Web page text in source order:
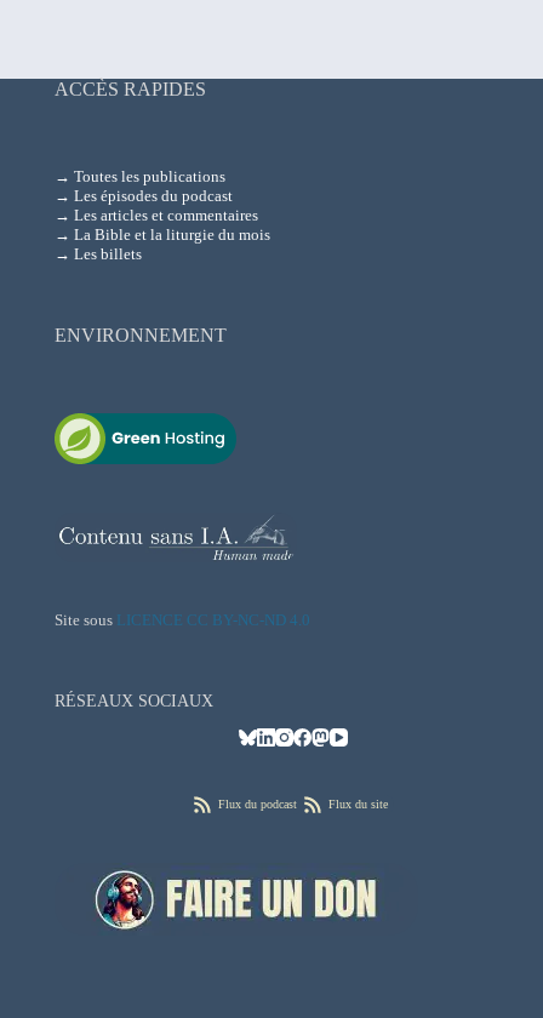
ACCÈS RAPIDES
→ Toutes les publications
→ Les épisodes du podcast
→ Les articles et commentaires
→ La Bible et la liturgie du mois
→ Les billets
ENVIRONNEMENT
Site sous LICENCE CC BY-NC-ND 4.0
RÉSEAUX SOCIAUX
Flux du podcast Flux du site